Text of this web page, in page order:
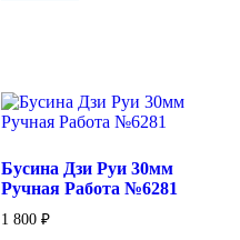
Бусина Дзи Руи 30мм
Ручная Работа №6281
1 800 ₽